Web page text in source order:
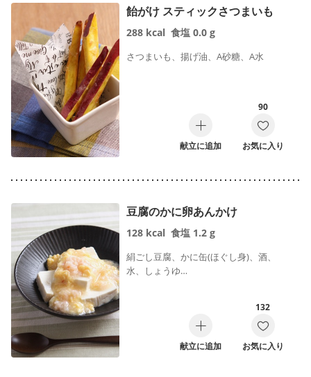
飴がけ スティックさつまいも
288 kcal 食塩 0.0 g
さつまいも、揚げ油、A砂糖、A水
献立に追加
90
お気に入り
豆腐のかに卵あんかけ
128 kcal 食塩 1.2 g
絹ごし豆腐、かに缶(ほぐし身)、酒、
水、しょうゆ…
献立に追加
132
お気に入り